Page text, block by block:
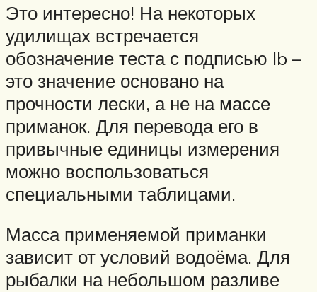
Это интересно! На некоторых
удилищах встречается
обозначение теста с подписью lb –
это значение основано на
прочности лески, а не на массе
приманок. Для перевода его в
привычные единицы измерения
можно воспользоваться
специальными таблицами.
Масса применяемой приманки
зависит от условий водоёма. Для
рыбалки на небольшом разливе